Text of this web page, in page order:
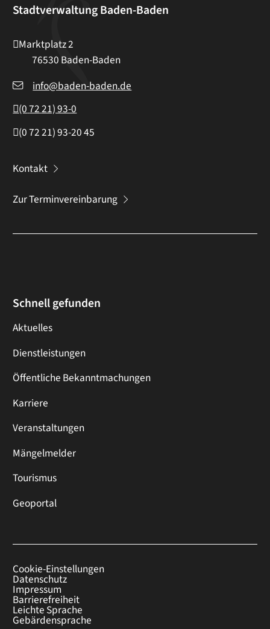
Stadtverwaltung Baden-Baden
Marktplatz 2
76530 Baden-Baden
info@baden-baden.de
(07221) 93-0
(07221) 93-2045
Kontakt
Zur Terminvereinbarung
Schnell gefunden
Aktuelles
Dienstleistungen
Öffentliche Bekanntmachungen
Karriere
Veranstaltungen
Mängelmelder
Tourismus
Geoportal
Cookie-Einstellungen
Datenschutz
Impressum
Barrierefreiheit
Leichte Sprache
Gebärdensprache